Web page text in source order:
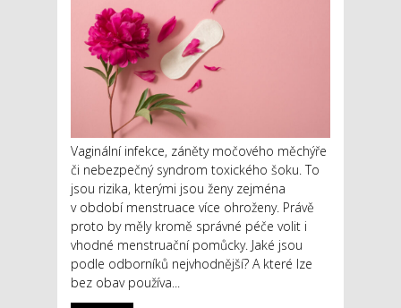
Vaginální infekce, záněty močového měchýře
či nebezpečný syndrom toxického šoku. To
jsou rizika, kterými jsou ženy zejména
v období menstruace více ohroženy. Právě
proto by měly kromě správné péče volit i
vhodné menstruační pomůcky. Jaké jsou
podle odborníků nejvhodnější? A které lze
bez obav používa...